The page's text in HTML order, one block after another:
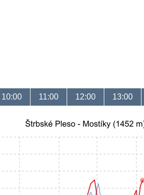
10:00 11:00 12:00 13:00